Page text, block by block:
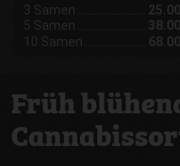
3 Samen
5 Samen
10 Samen
Früh